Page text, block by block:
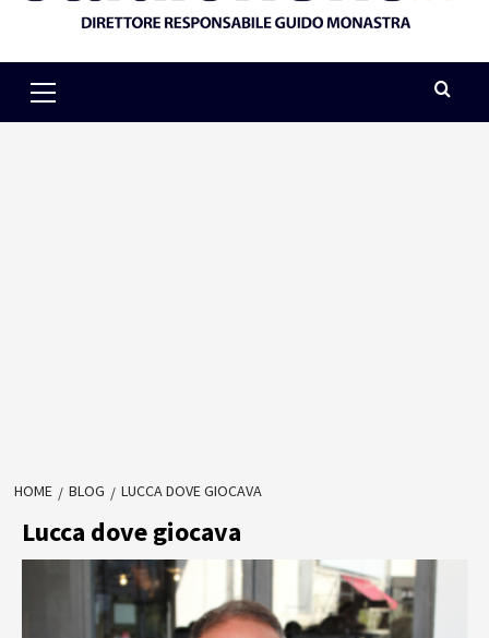
Menu
HOME BLOG LUCCA DOVE GIOCAVA
Lucca dove giocava